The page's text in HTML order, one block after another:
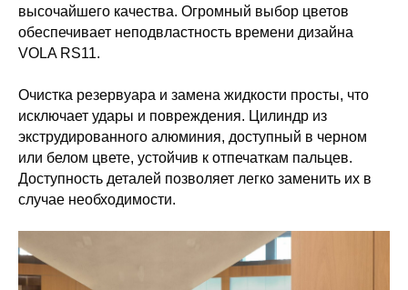
высочайшего качества. Огромный выбор цветов
обеспечивает неподвластность времени дизайна
VOLA RS11.
Очистка резервуара и замена жидкости просты, что
исключает удары и повреждения. Цилиндр из
экструдированного алюминия, доступный в черном
или белом цвете, устойчив к отпечаткам пальцев.
Доступность деталей позволяет легко заменить их в
случае необходимости.